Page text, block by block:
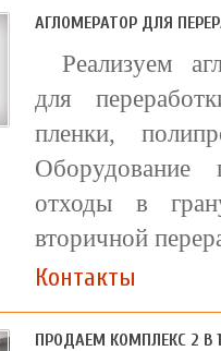
АГЛОМЕРАТОР ДЛЯ
Реализуем
для
пленки,
Оборудование
отходы в
вторичной
Контакты
ПРОДАЕМ КОМПЛЕКС 2 В